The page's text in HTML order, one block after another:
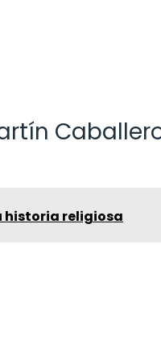
historia religiosa